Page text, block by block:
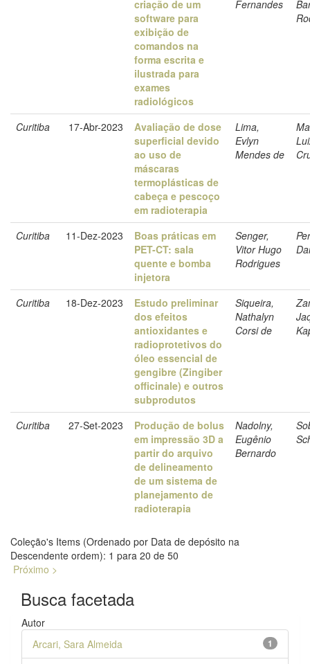
criação de um
software para
exibição de
comandos na
forma escrita e
ilustrada para
exames
radiológicos
Fernandes
Curitiba 17-Abr-2023
Avaliação de dose
superficial devido
ao uso de
máscaras
termoplásticas de
cabeça e pescoço
em radioterapia
Lima,
Evlyn
Mendes de
Curitiba 11-Dez-2023
Boas práticas em
PET-CT: sala
quente e bomba
injetora
Senger,
Vitor Hugo
Rodrigues
Curitiba 18-Dez-2023
Estudo preliminar
dos efeitos
antioxidantes e
radioprotetivos do
óleo essencial de
gengibre (Zingiber
officinale) e outros
subprodutos
Siqueira,
Nathalyn
Corsi de
Curitiba 27-Set-2023
Produção de bolus
em impressão 3D a
partir do arquivo
de delineamento
de um sistema de
planejamento de
radioterapia
Nadolny,
Eugênio
Bernardo
Coleção's Items (Ordenado por Data de depósito na
Descendente ordem): 1 para 20 de 50
Próximo >
Busca facetada
Autor
1
Arcari, Sara Almeida